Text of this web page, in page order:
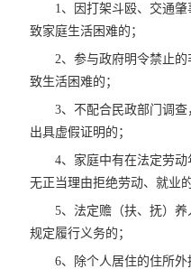
1、因打架斗殴、交通
致家庭生活困难的；
2、参与政府明令禁止
致生活困难的；
3、不配合民政部门调查
出具虚假证明的；
4、家庭中有在法定劳动
无正当理由拒绝劳动、就业的
5、法定赡（扶、抚）
规定履行义务的；
6、除个人居住的住所外